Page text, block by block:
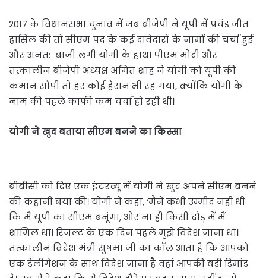
2017 के विधानसभा चुनाव में जब बीजेपी ने यूपी में प्रचंड जीत
हासिल की तो सीएम पद के कई दावेदारों के नामों की चर्चा हुई
और अनंत: बाजी लगी योगी के हाथ। पीएम मोदी और
तत्कालीन बीजेपी अध्यक्ष अमित शाह ने योगी को यूपी की
कमान सौंपी तो हर कोई हैरान भी रह गया, क्योंकि योगी के
नाम की पहले काफी कम चर्चा हो रही थी।
योगी ने खुद बताया सीएम बनने का किस्सा
बीबीसी को दिए एक इंटरव्यू में योगी ने खुद अपने सीएम बनने
की कहानी बयां की। योगी ने कहा, ‘मैंने कभी उम्मीद नहीं थी
कि मैं यूपी का सीएम बनूंगा, और ना ही किसी दौड़ में मैं
शामिल था। रिजल्ट के एक दिन पहले मुझे विदेश जाना था।
तत्कालीन विदेश मंत्री सुषमा जी का कॉल आता है कि आपको
एक डेलीगेशन के साथ विदेश जाना है वहां आपकी बड़ी डिमांड